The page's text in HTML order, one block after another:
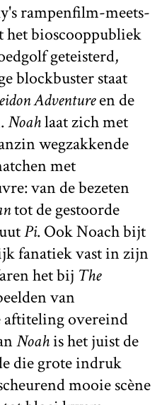
rampenfilm-meets-
het bioscooppubliek
geteisterd,
blockbuster staat
Adventureen de
Noahlaat zich met
wegzakkende
met
van de bezeten
tot de gestoorde
Pi. Ook Noach bijt
fanatiek vast in zijn
het bij The
van
aftiteling overeind
Noahis het juist de
die grote indruk
mooie scène